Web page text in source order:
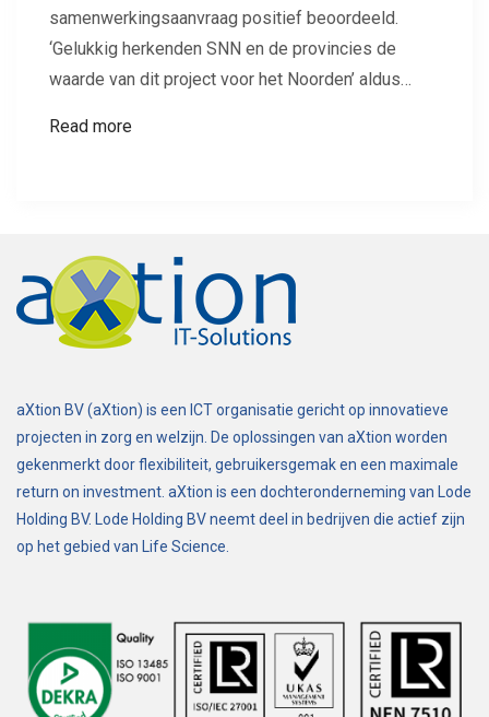
samenwerkingsaanvraag positief beoordeeld.
‘Gelukkig herkenden SNN en de provincies de
waarde van dit project voor het Noorden’ aldus…
Read more
aXtion BV (aXtion) is een ICT organisatie gericht op innovatieve
projecten in zorg en welzijn. De oplossingen van aXtion worden
gekenmerkt door flexibiliteit, gebruikersgemak en een maximale
return on investment. aXtion is een dochteronderneming van Lode
Holding BV. Lode Holding BV neemt deel in bedrijven die actief zijn
op het gebied van Life Science.